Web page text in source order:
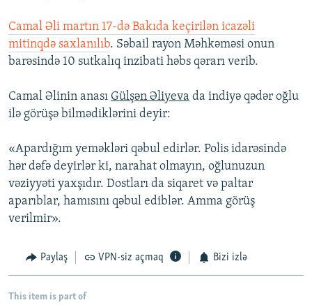
Camal Əli martın 17-də Bakıda keçirilən icazəli
mitinqdə saxlanılıb. Səbail rayon Məhkəməsi onun
barəsində 10 sutkalıq inzibati həbs qərarı verib.
Camal Əlinin anası Gülşən Əliyeva da indiyə qədər oğlu
ilə görüşə bilmədiklərini deyir:
«Apardığım yeməkləri qəbul edirlər. Polis idarəsində
hər dəfə deyirlər ki, narahat olmayın, oğlunuzun
vəziyyəti yaxşıdır. Dostları da siqaret və paltar
aparıblar, hamısını qəbul ediblər. Amma görüş
verilmir».
Paylaş VPN-siz açmaq Bizi izlə
This item is part of